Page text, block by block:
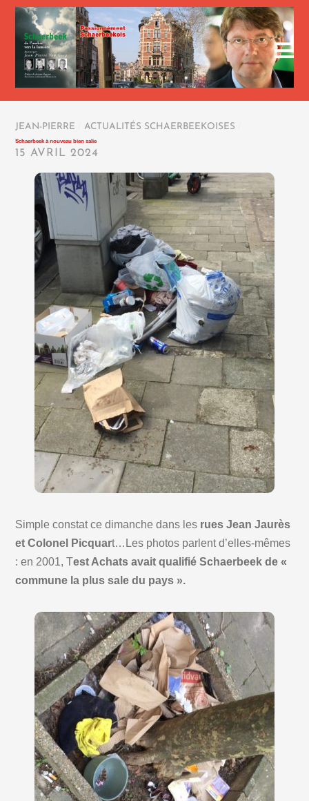
JEAN-PIERRE ACTUALITÉS SCHAERBEEKOISES
Schaerbeek à nouveau bien salie
15 AVRIL 2024
Simple constat ce dimanche dans les rues Jean Jaurès
et Colonel Picquart…Les photos parlent d’elles-mêmes
: en 2001, Test Achats avait qualifié Schaerbeek de «
commune la plus sale du pays ».